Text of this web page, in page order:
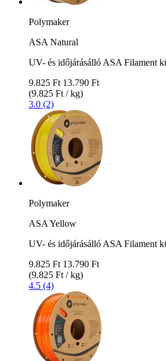
Polymaker
ASA Natural
UV- és időjárásálló ASA Filament
9.825 Ft 13.790 Ft
(9.825 Ft / kg)
3.0 (2)
Polymaker
ASA Yellow
UV- és időjárásálló ASA Filament
9.825 Ft 13.790 Ft
(9.825 Ft / kg)
4.5 (4)